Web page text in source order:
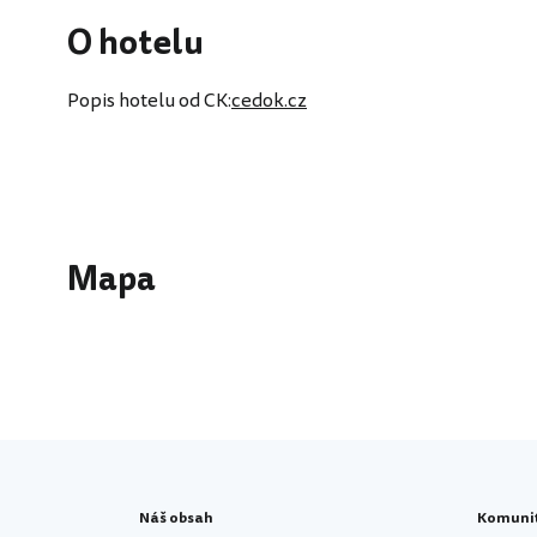
O hotelu
Popis hotelu od CK:cedok.cz
Mapa
Náš obsah